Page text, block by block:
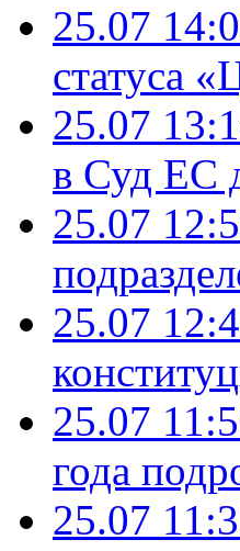
25.07
статуса
25.07
в Суд ЕС
25.07
25.07
25.07
года
25.07